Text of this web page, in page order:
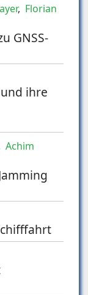
, Florian
GNSS-
ihre
Achim